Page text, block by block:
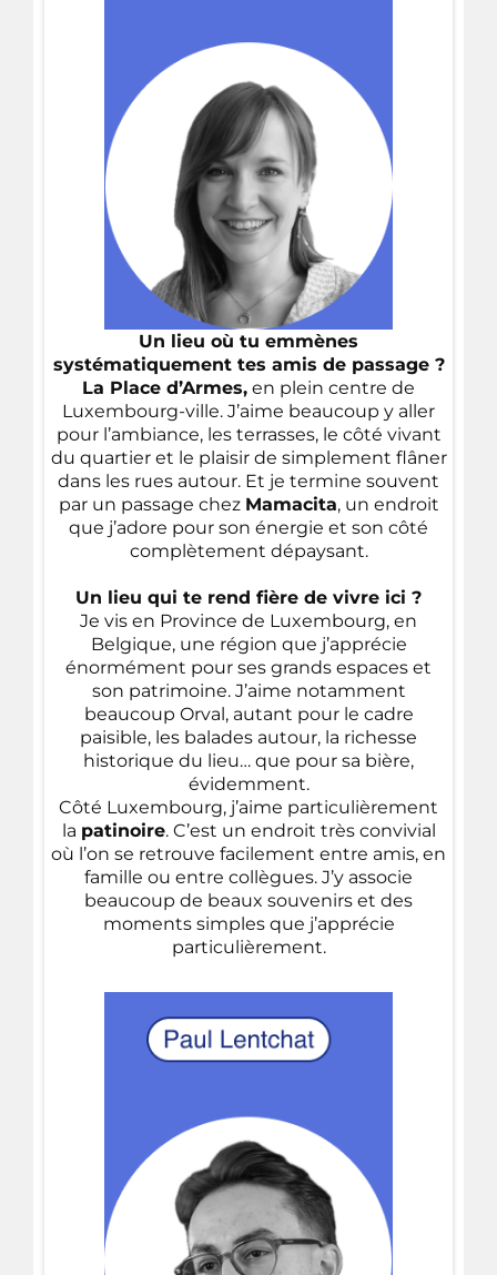
Un lieu où tu emmènes
systématiquement tes amis de passage ?
La Place d’Armes, en plein centre de
Luxembourg-ville. J’aime beaucoup y aller
pour l’ambiance, les terrasses, le côté vivant
du quartier et le plaisir de simplement flâner
dans les rues autour. Et je termine souvent
par un passage chez Mamacita, un endroit
que j’adore pour son énergie et son côté
complètement dépaysant.
Un lieu qui te rend fière de vivre ici ?
Je vis en Province de Luxembourg, en
Belgique, une région que j’apprécie
énormément pour ses grands espaces et
son patrimoine. J’aime notamment
beaucoup Orval, autant pour le cadre
paisible, les balades autour, la richesse
historique du lieu… que pour sa bière,
évidemment.
Côté Luxembourg, j’aime particulièrement
la patinoire. C’est un endroit très convivial
où l’on se retrouve facilement entre amis, en
famille ou entre collègues. J’y associe
beaucoup de beaux souvenirs et des
moments simples que j’apprécie
particulièrement.